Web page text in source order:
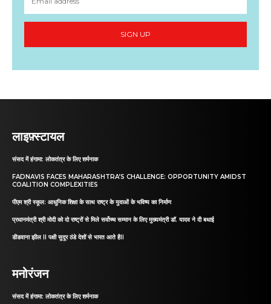
SIGN UP
लाइफ़्स्टायल
संसद में हंगामा: लोकतंत्र के लिए शर्मनाक
FADNAVIS FACES MAHARASHTRA’S CHALLENGE: OPPORTUNITY AMIDST
COALITION COMPLEXITIES
पीएम श्री स्कूल: आधुनिक शिक्षा के साथ राष्ट्र के युवाओं के भविष्य का निर्माण
प्रधानमंत्री श्री मोदी को दो राष्ट्रों से मिले सर्वोच्च सम्मान के लिए मुख्यमंत्री डॉ. यादव ने दी बधाई
डीडवाना झील II पक्षी सुदूर ठंडे देशों से भारत आते हैII
मनोरंजन
संसद में हंगामा: लोकतंत्र के लिए शर्मनाक